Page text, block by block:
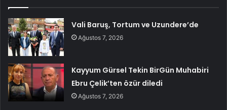
Vali Baruş, Tortum ve Uzundere’de
Ağustos 7, 2026
Kayyum Gürsel Tekin BirGün Muhabiri
Ebru Çelik’ten özür diledi
Ağustos 7, 2026